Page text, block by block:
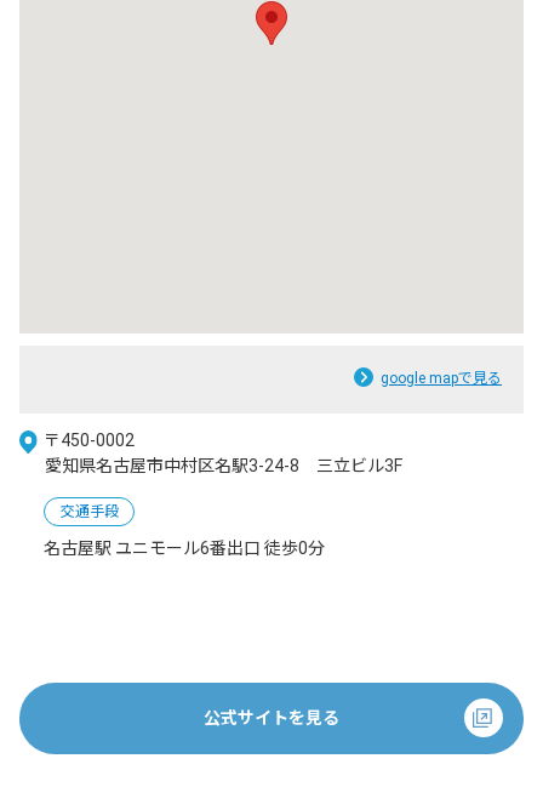
google mapで見る
〒450-0002
愛知県名古屋市中村区名駅3-24-8 三立ビル3F
交通手段
名古屋駅 ユニモール6番出口 徒歩0分
公式サイトを見る